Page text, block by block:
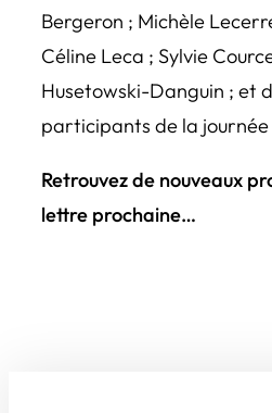
Bergeron ; Michèle
Céline Leca ; Sylvie
Husetowski-Danguin ; et
participants de la journée
Retrouvez de nouveaux
lettre prochaine…